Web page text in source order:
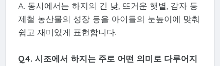
A. 동시에서는 하지의 긴 낮, 뜨거운 햇볕, 감자 등
제철 농산물의 성장 등을 아이들의 눈높이에 맞춰
쉽고 재미있게 표현합니다.
Q4. 시조에서 하지는 주로 어떤 의미로 다루어지